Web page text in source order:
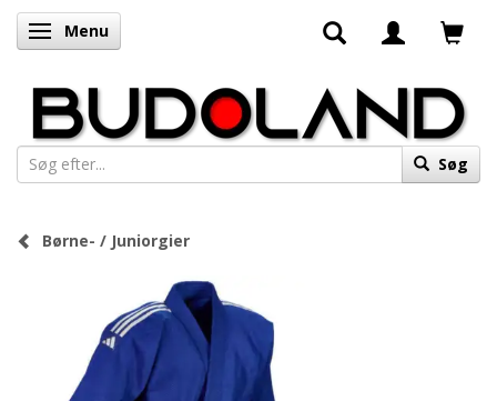
Skifte navigation
Menu
Søg
Børne- / Juniorgier